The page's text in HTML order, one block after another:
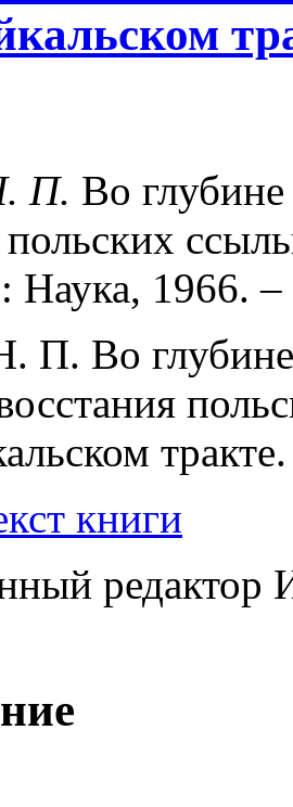
П. Во
польских
Наука, 1966. –
книги